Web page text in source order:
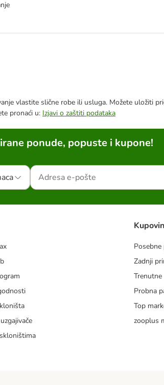
vlastite slične robe ili usluga. Možete uložiti
pronaći u: Izjavi o zaštiti podataka
ponude, popuste i kupone!
Zadnji
Trenutne
Probna
Top
zooplus